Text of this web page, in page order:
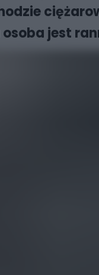
jest